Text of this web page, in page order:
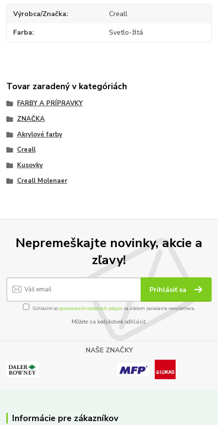
Výrobca/Značka Creall
Farba Svetlo-žltá
Tovar zaradený v kategóriách
FARBY A PRÍPRAVKY
ZNAČKA
Akrylové farby
Creall
Kusovky
Creall Molenaer
Nepremeškajte novinky, akcie a
zľavy!
Prihlásiť sa
Súhlasím sospracovaním osobných údajov za účelom zasielania newslettera.
Môžete sa kedykoľvek odhlásiť.
NAŠE ZNAČKY
Informácie pre zákazníkov